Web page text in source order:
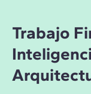
Trabajo